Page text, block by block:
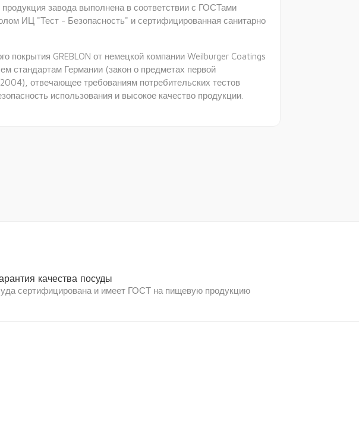
продукция завода выполнена в соответствии с ГОСТами
ИЦ "Тест - Безопасность" и сертифицированная санитарно
покрытия GREBLON от немецкой компании Weilburger Coatings
стандартам Германии (закон о предметах первой
отвечающее требованиям потребительских тестов
использования и высокое качество продукции.
качества посуды
сертифицирована и имеет ГОСТ на пищевую продукцию